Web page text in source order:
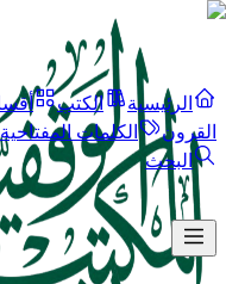
الرئيسية الكتب
القرون
الكلمات المفتاحية
البحث